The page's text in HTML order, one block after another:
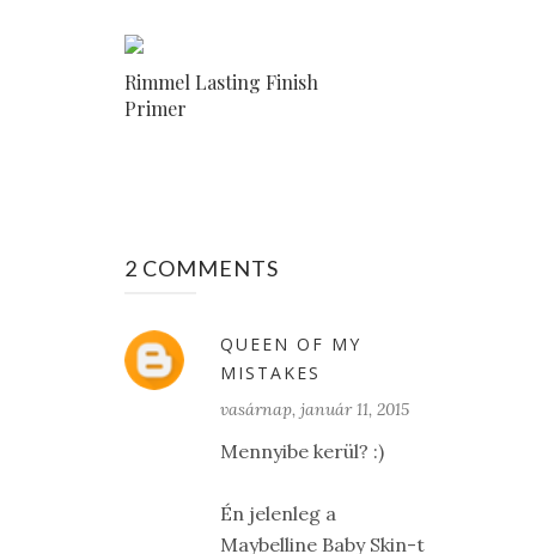
Rimmel Lasting Finish
Primer
2 COMMENTS
QUEEN OF MY
MISTAKES
vasárnap, január 11, 2015
Mennyibe kerül? :)
Én jelenleg a
Maybelline Baby Skin-t